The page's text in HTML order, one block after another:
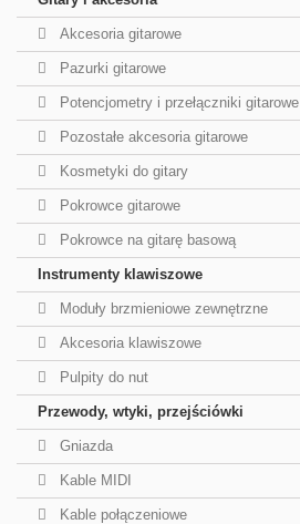
Akcesoria gitarowe
Pazurki gitarowe
Potencjometry i przełączniki gitarowe
Pozostałe akcesoria gitarowe
Kosmetyki do gitary
Pokrowce gitarowe
Pokrowce na gitarę basową
Instrumenty klawiszowe
Moduły brzmieniowe zewnętrzne
Akcesoria klawiszowe
Pulpity do nut
Przewody, wtyki, przejściówki
Gniazda
Kable MIDI
Kable połączeniowe